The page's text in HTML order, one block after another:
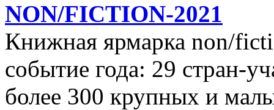
NON/FICTION-2021
Книжная ярмарка non/
событие года: 29 стран-
более 300 крупных и